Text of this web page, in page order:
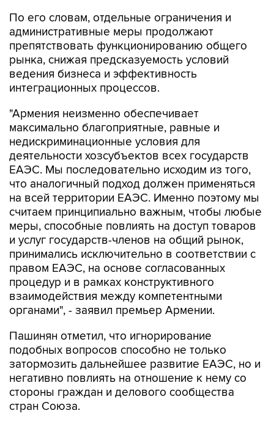
препятствовать функционированию общего
рынка, снижая предсказуемость условий
ведения бизнеса и эффективность
интеграционных процессов.
"Армения неизменно обеспечивает
недискриминационные условия для
деятельности хозсубъектов всех государств
ЕАЭС. Мы последовательно исходим из того,
что аналогичный подход должен применяться
на всей территории ЕАЭС. Именно поэтому мы
считаем принципиально важным, чтобы любые
меры, способные повлиять на доступ товаров
и услуг государств-членов на общий рынок,
принимались исключительно в соответствии с
правом ЕАЭС, на основе согласованных
процедур и в рамках конструктивного
взаимодействия между компетентными
органами", - заявил премьер Армении.
Пашинян отметил, что игнорирование
затормозить дальнейшее развитие ЕАЭС, но и
негативно повлиять на отношение к нему со
стороны граждан и делового сообщества
стран Союза.
"В конечном итоге подобные проблемы